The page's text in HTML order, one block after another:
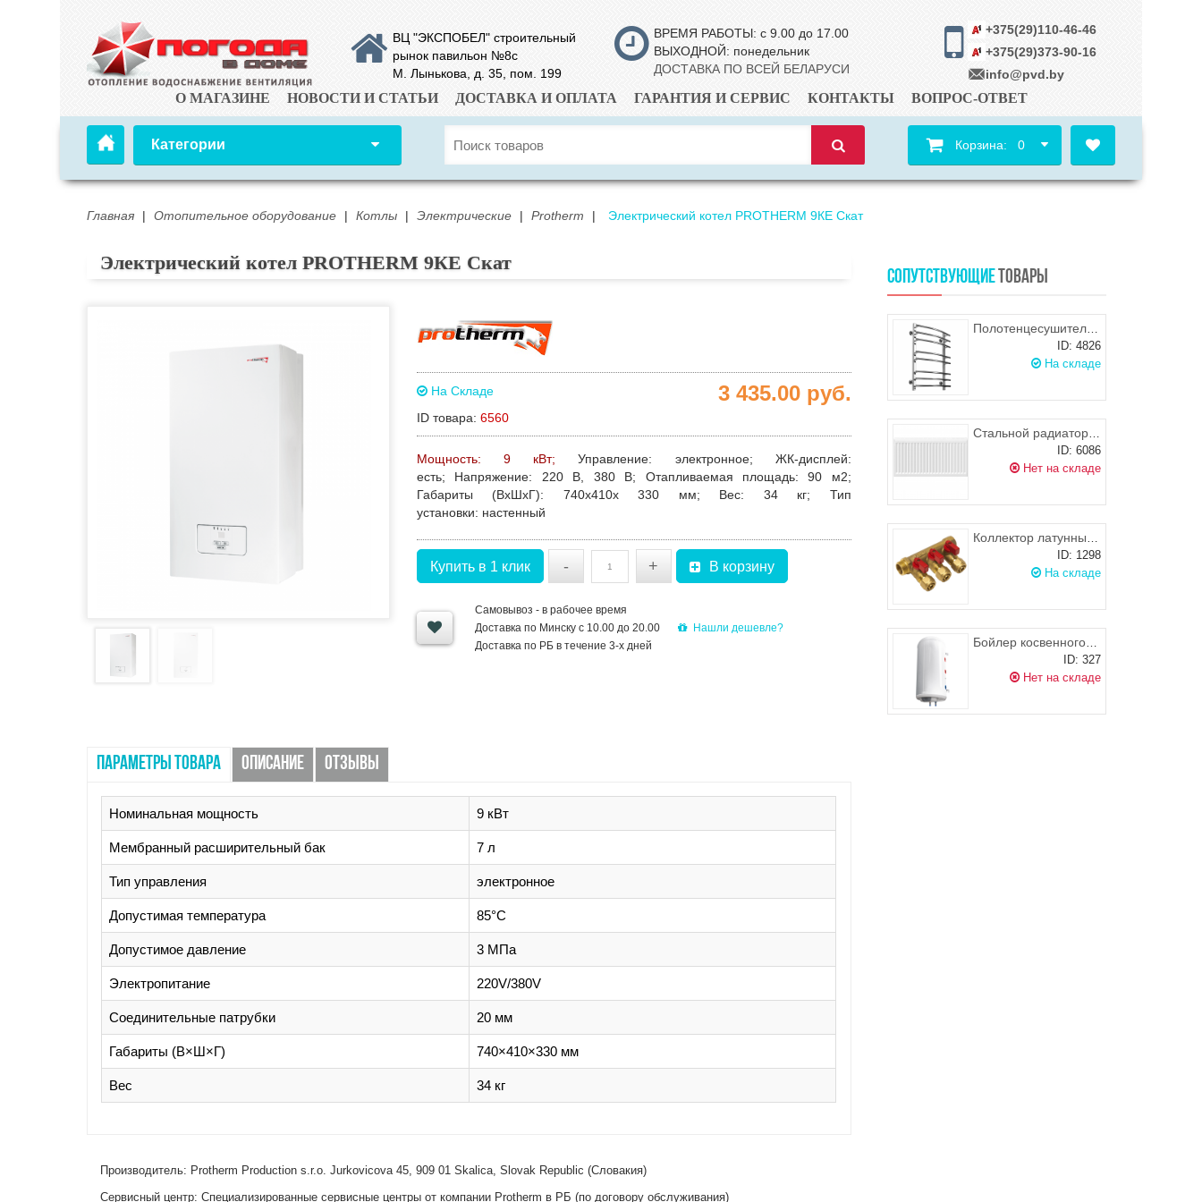
ВЦ "ЭКСПОБЕЛ" строительный
рынок павильон №8с
М. Лынькова, д. 35, пом. 199
ВРЕМЯ РАБОТЫ: с 9.00 до 17.00
ВЫХОДНОЙ: понедельник
ДОСТАВКА ПО ВСЕЙ БЕЛАРУСИ
+375(29)110-46-46
+375(29)373-90-16
info@pvd.by
О МАГАЗИНЕ НОВОСТИ И СТАТЬИ ДОСТАВКА И ОПЛАТА ГАРАНТИЯ И СЕРВИС КОНТАКТЫ ВОПРОС-ОТВЕТ
Категории Корзина: 0
Главная | Отопительное оборудование | Котлы | Электрические | Protherm | Электрический котел PROTHERM 9КE Скат
Электрический котел PROTHERM 9КE Скат
На Складе
ID товара: 6560
3 435.00 руб.
Мощность: 9 кВт;Управление: электронное; ЖК-дисплей:
есть; Напряжение: 220 В, 380 В; Отапливаемая площадь: 90 м2;
Габариты (ВхШхГ): 740х410х 330 мм; Вес: 34 кг; Тип
установки: настенный
Купить в 1 клик - + В корзину
Самовывоз - в рабочее время
Доставка по Минску с 10.00 до 20.00
Доставка по РБ в течение 3-х дней
Нашли дешевле?
ПАРАМЕТРЫ ТОВАРА ОПИСАНИЕ ОТЗЫВЫ
Номинальная мощность 9 кВт
Мембранный расширительный бак 7 л
Тип управления электронное
Допустимая температура 85°C
Допустимое давление 3 МПа
Электропитание 220V/380V
Соединительные патрубки 20 мм
Габариты (В×Ш×Г) 740×410×330 мм
Вес 34 кг
Производитель: Protherm Production s.r.o. Jurkovicova 45, 909 01 Skalica, Slovak Republic (Словакия)
Сервисный центр: Специализированные сервисные центры от компании Protherm в РБ (по договору обслуживания)
СОПУТСТВУЮЩИЕТОВАРЫ
Полотенцесушитель ROSTELA Рондо квадрат (подв. 1/2") 500х800/8 мм
ID: 4826
На складе
Стальной радиатор KORADO RADIK KLASIK 33 300x1400 (боковое подключение), 1931-2988 Вт
ID: 6086
Нет на складе
Коллектор латунный 3/4" внутр./наружн. х 16 х 3 выхода с шаровыми кранами и цангами PROFACTOR
ID: 1298
На складе
Бойлер косвенного нагрева Galmet Mini Tower SGW(S) подвесной 100 R
ID: 327
Нет на складе